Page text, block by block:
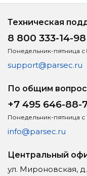
Техническая
8 800 333-14-98
Понедельник-пятница с
support@parsec.ru
По общим
+7 495 646-88-
Понедельник-пятница с
info@parsec.ru
Центральный
ул. Мироновская, д.